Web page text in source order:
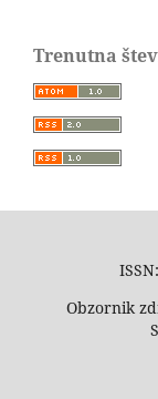
Trenutna
Obzornik